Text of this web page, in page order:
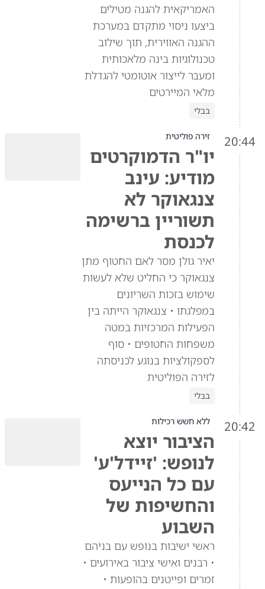
האמריקאית להגנה מטילים
ביצעו ניסוי מתקדם במערכת
ההגנה האווירית, תוך שילוב
טכנולוגיות בינה מלאכותית
ומעבר לייצור אוטומטי להגדלת
מלאי המיירטים
בבלי
20:44 זירה פוליטית
יו"ר הדמוקרטים
מודיע: עינב
צנגאוקר לא
תשוריין ברשימה
לכנסת
יאיר גולן מסר לאם החטוף מתן
צנגאוקר כי החליט שלא לעשות
שימוש בזכות השריונים
במפלגתו • צנגאוקר הייתה בין
הפעילות המרכזיות במטה
משפחות החטופים • סוף
לספקולציות בנוגע לכניסתה
לזירה הפוליטית
בבלי
20:42 ללא חשש רכילות
הציבור יוצא
לנופש: 'זיידל'ע'
עם כל הנייעס
והחשיפות של
השבוע
ראשי ישיבות בנופש עם בניהם
• רבנים ואישי ציבור באירועים •
זמרים ופייטנים בהופעות •